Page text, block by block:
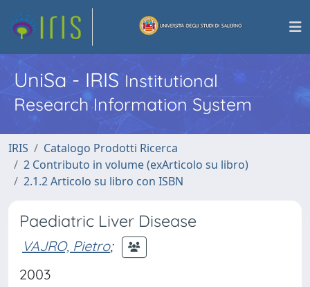
UniSa - IRISInstitutional
Research Information System
IRIS
Catalogo Prodotti Ricerca
2 Contributo in volume (exArticolo su libro)
2.1.2 Articolo su libro con ISBN
Paediatric Liver Disease
VAJRO, Pietro;
2003